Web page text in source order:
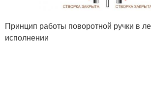
Принцип работы поворотной ручки в
исполнении